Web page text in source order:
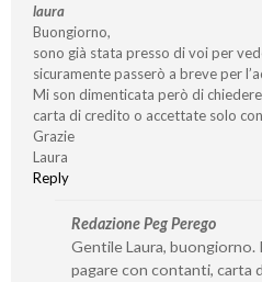
laura
Buongiorno,
sono già stata presso di voi per
sicuramente passerò a breve per
Mi son dimenticata però di
carta di credito o accettate solo
Grazie
Laura
Reply
Redazione Peg Perego
Gentile Laura,
pagare con contanti, carta